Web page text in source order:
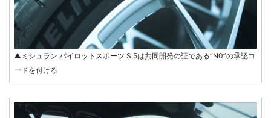
▲ミシュラン パイロットスポーツ S 5は共同開発の証である“N0”の承認コ
ードを付ける